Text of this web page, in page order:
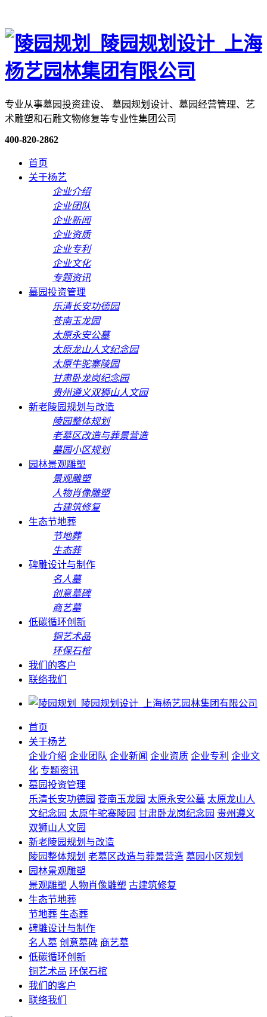
专业从事墓园投资建设、 墓园规划设计、墓园经营管理、艺
术雕塑和石雕文物修复等专业性集团公司
400-820-2862
首页
关于杨艺
企业介绍
企业团队
企业新闻
企业资质
企业专利
企业文化
专题资讯
墓园投资管理
乐清长安功德园
苍南玉龙园
太原永安公墓
太原龙山人文纪念园
太原牛驼寨陵园
甘肃卧龙岗纪念园
贵州遵义双狮山人文园
新老陵园规划与改造
陵园整体规划
老墓区改造与葬景营造
墓园小区规划
园林景观雕塑
景观雕塑
人物肖像雕塑
古建筑修复
生态节地葬
节地葬
生态葬
碑雕设计与制作
名人墓
创意墓碑
商艺墓
低碳循环创新
铜艺术品
环保石棺
我们的客户
联络我们
首页
关于杨艺
企业介绍 企业团队 企业新闻 企业资质 企业专利 企业文
化 专题资讯
墓园投资管理
乐清长安功德园 苍南玉龙园 太原永安公墓 太原龙山人
文纪念园 太原牛驼寨陵园 甘肃卧龙岗纪念园 贵州遵义
双狮山人文园
新老陵园规划与改造
陵园整体规划 老墓区改造与葬景营造 墓园小区规划
园林景观雕塑
景观雕塑 人物肖像雕塑 古建筑修复
生态节地葬
节地葬 生态葬
碑雕设计与制作
名人墓 创意墓碑 商艺墓
低碳循环创新
铜艺术品 环保石棺
我们的客户
联络我们